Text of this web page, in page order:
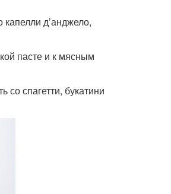
д’анджело,
пасте и к мясным
спагетти, букатини